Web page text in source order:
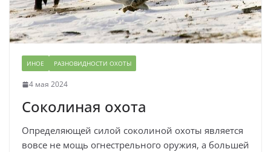
ИНОЕ РАЗНОВИДНОСТИ ОХОТЫ
4 мая 2024
Соколиная охота
Определяющей силой соколиной охоты является
вовсе не мощь огнестрельного оружия, а большей